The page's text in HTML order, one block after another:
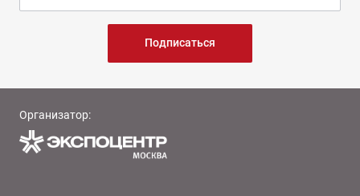
Подписаться
Организатор: